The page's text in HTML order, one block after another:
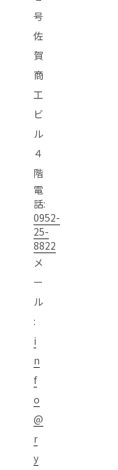
号
佐
賀
商
工
ビ
ル
４
階
電
話:
0952-
25-
8822
メ
ー
ル
:
i
n
f
o
@
r
y